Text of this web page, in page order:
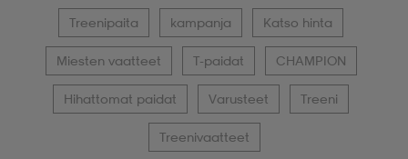
Treenipaita kampanja Katso hinta
Miesten vaatteet T-paidat CHAMPION
Hihattomat paidat Varusteet Treeni
Treenivaatteet